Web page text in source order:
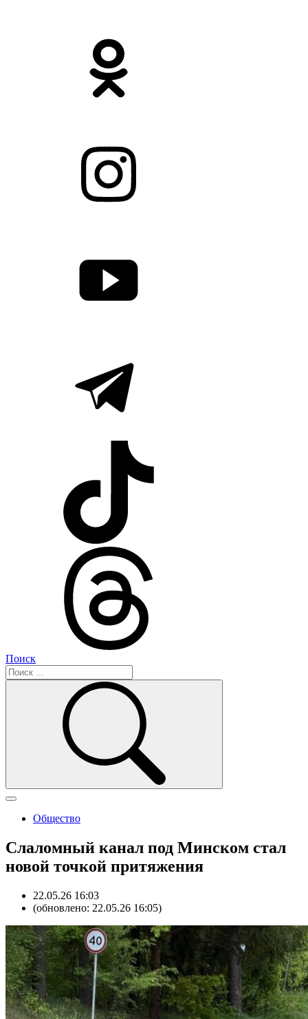
Поиск
Общество
Слаломный канал под Минском стал
новой точкой притяжения
22.05.26 16:03
(обновлено: 22.05.26 16:05)